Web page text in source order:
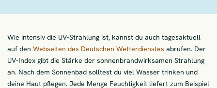
Wie intensiv die UV-Strahlung ist, kannst du auch tagesaktuell
auf den Webseiten des Deutschen Wetterdienstes abrufen. Der
UV-Index gibt die Stärke der sonnenbrandwirksamen Strahlung
an. Nach dem Sonnenbad solltest du viel Wasser trinken und
deine Haut pflegen. Jede Menge Feuchtigkeit liefert zum Beispiel